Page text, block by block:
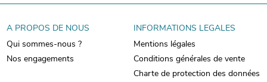
A PROPOS DE NOUS
Qui sommes-nous ?
Nos engagements
INFORMATIONS LEGALES
Mentions légales
Conditions générales de vente
Charte de protection des données